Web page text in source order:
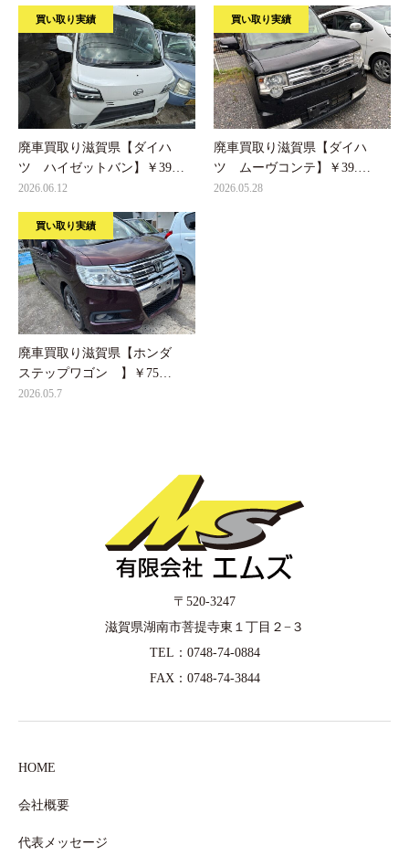
買い取り実績
廃車買取り滋賀県【ダイハ
ツ ハイゼットバン】￥39…
2026.06.12
買い取り実績
廃車買取り滋賀県【ダイハ
ツ ムーヴコンテ】￥39.…
2026.05.28
買い取り実績
廃車買取り滋賀県【ホンダ
ステップワゴン 】￥75…
2026.05.7
〒520-3247
滋賀県湖南市菩提寺東１丁目２−３
TEL：0748-74-0884
FAX：0748-74-3844
HOME
会社概要
代表メッセージ